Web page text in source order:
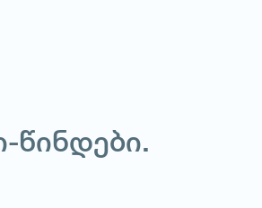
წინდები.